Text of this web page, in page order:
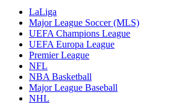
LaLiga
Major League Soccer (MLS)
UEFA Champions League
UEFA Europa League
Premier League
NFL
NBA Basketball
Major League Baseball
NHL